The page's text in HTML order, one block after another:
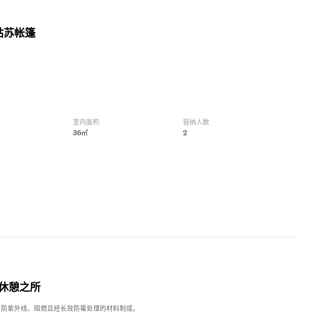
苏帐篷
室内面积
36㎡
容纳人数
2
憩之所
紫外线、阻燃且经长效防霉处理的材料制成。